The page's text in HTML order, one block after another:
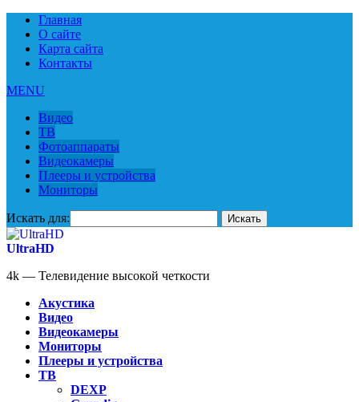
Главная
О сайте
Карта сайта
Контакты
MENU
Видео
ТВ
Фотоаппараты
Видеокамеры
Плееры и устройства
Мониторы
Искать для:
UltraHD
4k — Телевидение высокой четкости
Акустика
Видео
Видеокамеры
Мониторы
Плееры и устройства
ТВ
DEXP